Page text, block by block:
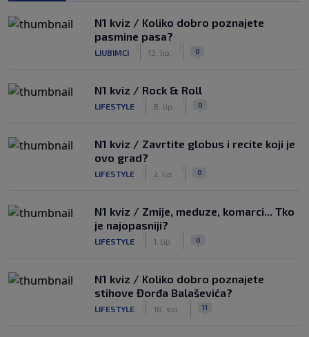
N1 kviz / Koliko dobro poznajete
pasmine pasa?
LJUBIMCI 13. lip. 0
N1 kviz / Rock & Roll
LIFESTYLE 8. lip. 0
N1 kviz / Zavrtite globus i recite koji je
ovo grad?
LIFESTYLE 2. lip. 0
N1 kviz / Zmije, meduze, komarci... Tko
je najopasniji?
LIFESTYLE 1. lip. 0
N1 kviz / Koliko dobro poznajete
stihove Đorđa Balaševića?
LIFESTYLE 18. svi. 11